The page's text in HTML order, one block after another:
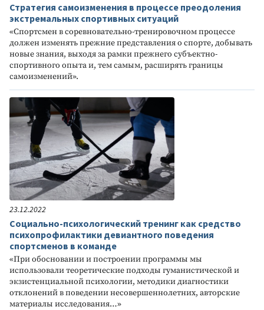
Стратегия самоизменения в процессе преодоления
экстремальных спортивных ситуаций
«Спортсмен в соревновательно-тренировочном процессе
должен изменять прежние представления о спорте, добывать
новые знания, выходя за рамки прежнего субъектно-
спортивного опыта и, тем самым, расширять границы
самоизменений».
23.12.2022
Социально-психологический тренинг как средство
психопрофилактики девиантного поведения
спортсменов в команде
«При обосновании и построении программы мы
использовали теоретические подходы гуманистической и
экзистенциальной психологии, методики диагностики
отклонений в поведении несовершеннолетних, авторские
материалы исследования…»